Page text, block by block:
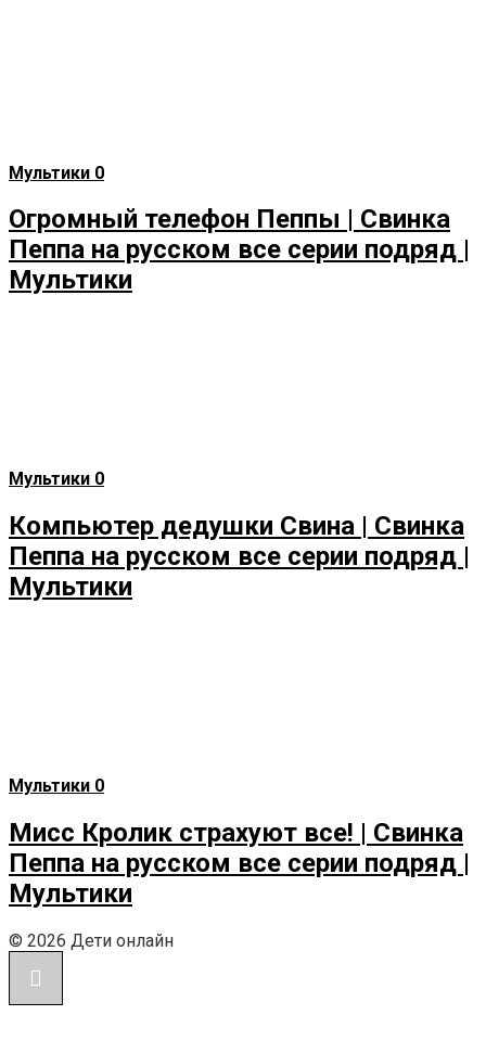
Мультики 0
Огромный телефон Пеппы | Свинка
Пеппа на русском все серии подряд |
Мультики
Мультики 0
Компьютер дедушки Свина | Свинка
Пеппа на русском все серии подряд |
Мультики
Мультики 0
Мисс Кролик страхуют все! | Свинка
Пеппа на русском все серии подряд |
Мультики
© 2026 Дети онлайн